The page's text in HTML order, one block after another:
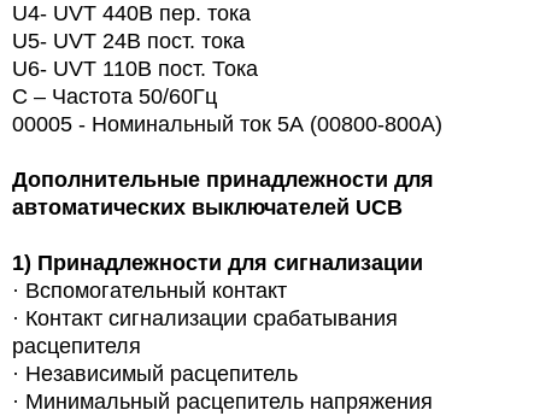
U4- UVT 440В пер. тока
U5- UVT 24В пост. тока
U6- UVT 110В пост. Тока
С – Частота 50/60Гц
00005 - Номинальный ток 5А (00800-800A)
Дополнительные принадлежности для
автоматических выключателей UCB
1) Принадлежности для сигнализации
· Вспомогательный контакт
· Контакт сигнализации срабатывания
расцепителя
· Независимый расцепитель
· Минимальный расцепитель напряжения